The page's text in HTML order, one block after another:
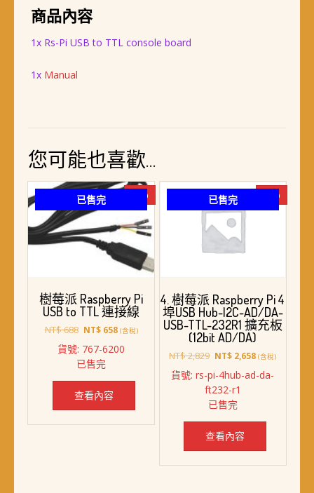
商品內容
1x Rs-Pi USB to TTL console board
1x Manual
您可能也喜歡…
已售完 -4%
樹莓派 Raspberry Pi
USB to TTL 連接線
NT$688 原
價
格：
NT$ 688。
NT$658目
價
NT$ 658。
(含稅)
貨號: 767-6200
已售完
查看內容
已售完 -6%
4. 樹莓派 Raspberry Pi 4
埠USB Hub-I2C-AD/DA-
USB-TTL-232R1 擴充板
(12bit AD/DA)
NT$2,829 原
價
格：
NT$ 2,829。
NT$ 2,658目
價
(含稅)
貨號: rs-pi-4hub-ad-da-
ft232-r1
已售完
查看內容